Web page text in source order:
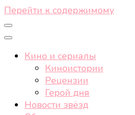
Перейти к содержимому
Кино и сериалы
Киноистории
Рецензии
Герой дня
Новости звёзд